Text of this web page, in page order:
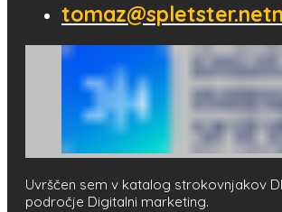
Uvrščen sem v katalog strokovnjakov
področje Digitalni marketing.